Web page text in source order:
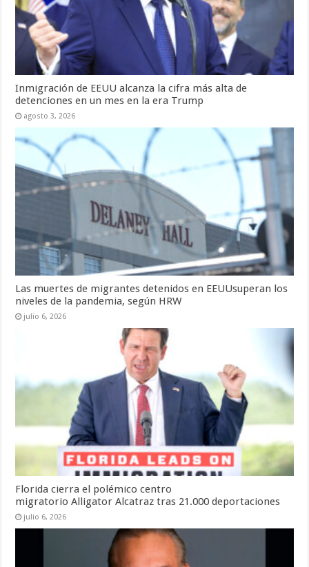
Inmigración de EEUU alcanza la cifra más alta de
detenciones en un mes en la era Trump
agosto 3, 2026
Las muertes de migrantes detenidos en EEUUsuperan los
niveles de la pandemia, según HRW
julio 6, 2026
Florida cierra el polémico centro
migratorio Alligator Alcatraz tras 21.000 deportaciones
julio 6, 2026